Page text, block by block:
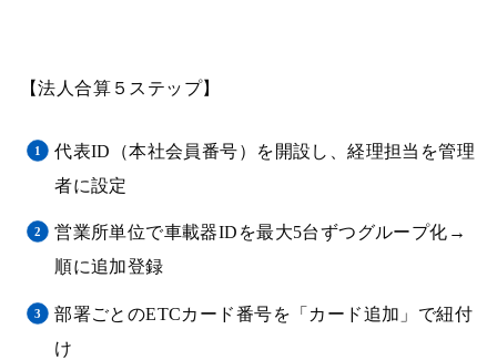
【法人合算５ステップ】
代表ID（本社会員番号）を開設し、経理担当を管理
者に設定
営業所単位で車載器IDを最大5台ずつグループ化→
順に追加登録
部署ごとのETCカード番号を「カード追加」で紐付
け